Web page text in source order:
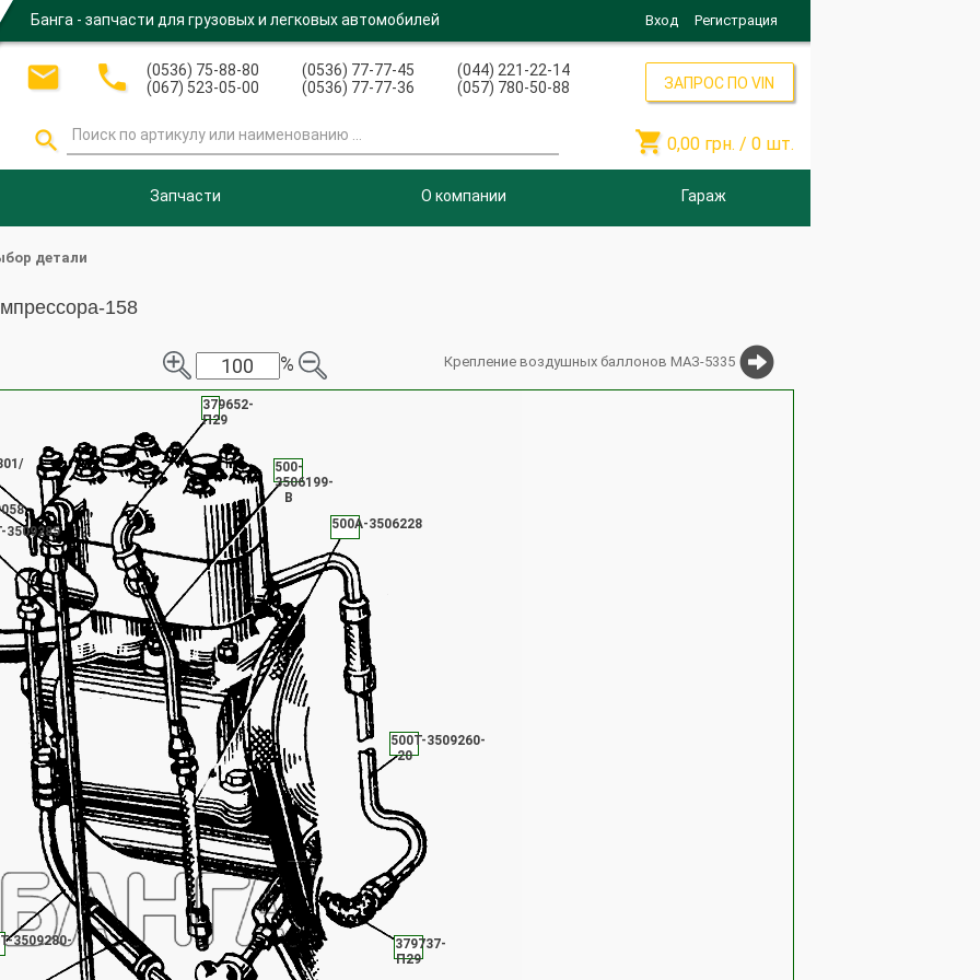
Банга - запчасти для грузовых и легковых автомобилей Вход Регистрация
 
(0536) 75-88-80
(067) 523-05-00
(0536) 77-77-45
(0536) 77-77-36
(044) 221-22-14
(057) 780-50-88

ЗАПРОС ПО VIN
 0,00 грн. / 0 шт.
Запчасти О компании Гараж
детали
158
% Крепление воздушных баллонов МАЗ-5335
3509285
379652-
П29
500-
3506199-
В
500А-3506228
500Т-3509260-
20
379737-
П29
3509280-